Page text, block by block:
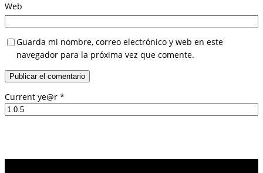
Web
Guarda mi nombre, correo electrónico y web en este
navegador para la próxima vez que comente.
Current ye@r *